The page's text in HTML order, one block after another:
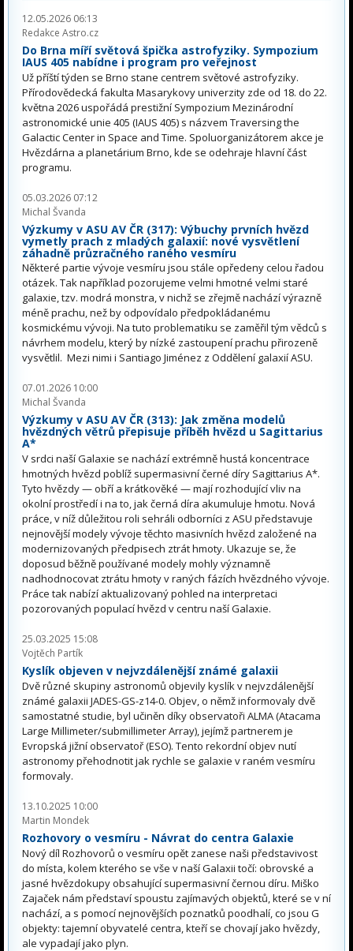
12.05.2026 06:13
Redakce Astro.cz
Do Brna míří světová špička astrofyziky. Sympozium
IAUS 405 nabídne i program pro veřejnost
Už příští týden se Brno stane centrem světové astrofyziky.
Přírodovědecká fakulta Masarykovy univerzity zde od 18. do 22.
května 2026 uspořádá prestižní Sympozium Mezinárodní
astronomické unie 405 (IAUS 405) s názvem Traversing the
Galactic Center in Space and Time. Spoluorganizátorem akce je
Hvězdárna a planetárium Brno, kde se odehraje hlavní část
programu.
05.03.2026 07:12
Michal Švanda
Výzkumy v ASU AV ČR (317): Výbuchy prvních hvězd
vymetly prach z mladých galaxií: nové vysvětlení
záhadně průzračného raného vesmíru
Některé partie vývoje vesmíru jsou stále opředeny celou řadou
otázek. Tak například pozorujeme velmi hmotné velmi staré
galaxie, tzv. modrá monstra, v nichž se zřejmě nachází výrazně
méně prachu, než by odpovídalo předpokládanému
kosmickému vývoji. Na tuto problematiku se zaměřil tým vědců s
návrhem modelu, který by nízké zastoupení prachu přirozeně
vysvětlil. Mezi nimi i Santiago Jiménez z Oddělení galaxií ASU.
07.01.2026 10:00
Michal Švanda
Výzkumy v ASU AV ČR (313): Jak změna modelů
hvězdných větrů přepisuje příběh hvězd u Sagittarius
A*
V srdci naší Galaxie se nachází extrémně hustá koncentrace
hmotných hvězd poblíž supermasivní černé díry Sagittarius A*.
Tyto hvězdy — obří a krátkověké — mají rozhodující vliv na
okolní prostředí i na to, jak černá díra akumuluje hmotu. Nová
práce, v níž důležitou roli sehráli odborníci z ASU představuje
nejnovější modely vývoje těchto masivních hvězd založené na
modernizovaných předpisech ztrát hmoty. Ukazuje se, že
doposud běžně používané modely mohly významně
nadhodnocovat ztrátu hmoty v raných fázích hvězdného vývoje.
Práce tak nabízí aktualizovaný pohled na interpretaci
pozorovaných populací hvězd v centru naší Galaxie.
25.03.2025 15:08
Vojtěch Partík
Kyslík objeven v nejvzdálenější známé galaxii
Dvě různé skupiny astronomů objevily kyslík v nejvzdálenější
známé galaxii JADES-GS-z14-0. Objev, o němž informovaly dvě
samostatné studie, byl učiněn díky observatoři ALMA (Atacama
Large Millimeter/submillimeter Array), jejímž partnerem je
Evropská jižní observatoř (ESO). Tento rekordní objev nutí
astronomy přehodnotit jak rychle se galaxie v raném vesmíru
formovaly.
13.10.2025 10:00
Martin Mondek
Rozhovory o vesmíru - Návrat do centra Galaxie
Nový díl Rozhovorů o vesmíru opět zanese naši představivost
do místa, kolem kterého se vše v naší Galaxii točí: obrovské a
jasné hvězdokupy obsahující supermasivní černou díru. Miško
Zajaček nám představí spoustu zajímavých objektů, které se v ní
nachází, a s pomocí nejnovějších poznatků poodhalí, co jsou G
objekty: tajemní obyvatelé centra, kteří se chovají jako hvězdy,
ale vypadají jako plyn.